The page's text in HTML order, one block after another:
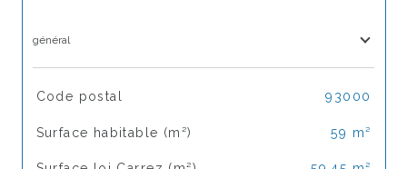
général
TRAD_SIROCCO_Caracteristique
Code postal 93000
Surface habitable (m²) 59 m²